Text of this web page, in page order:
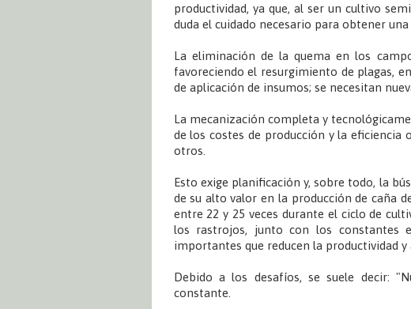
productividad, ya que, al ser un cultivo
duda el cuidado necesario para obtener
La eliminación de la quema en los
favoreciendo el resurgimiento de plagas,
de aplicación de insumos; se necesitan
La mecanización completa y
de los costes de producción y la eficiencia
otros.
Esto exige planificación y, sobre todo, la
de su alto valor en la producción de caña
entre 22 y 25 veces durante el ciclo de
los rastrojos, junto con los constantes
importantes que reducen la productividad y
Debido a los desafíos, se suele decir:
constante.